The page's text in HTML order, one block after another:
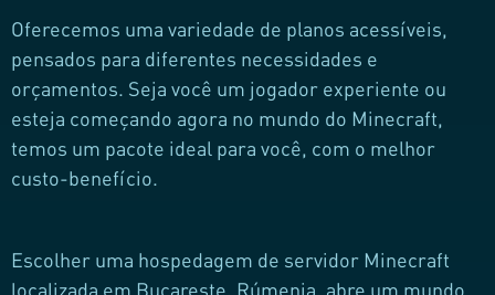
Oferecemos uma variedade de planos acessíveis,
pensados para diferentes necessidades e
orçamentos. Seja você um jogador experiente ou
esteja começando agora no mundo do Minecraft,
temos um pacote ideal para você, com o melhor
custo-benefício.
Escolher uma hospedagem de servidor Minecraft
localizada em Bucareste, Rúmenia, abre um mundo